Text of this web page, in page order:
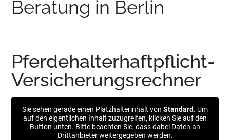
Beratung in Berlin
Pferdehalterhaftpflicht-
Versicherungsrechner
Sie sehen gerade einen Platzhalterinhalt von Standard. Um
auf den eigentlichen Inhalt zuzugreifen, klicken Sie auf den
Button unten. Bitte beachten Sie, dass dabei Daten an
Drittanbieter weitergegeben werden.